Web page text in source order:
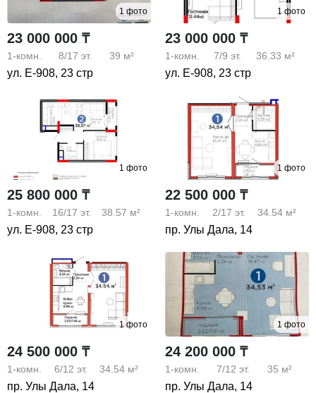
1 фото
23 000 000 ₸
1-комн. 8/17 эт. 39 м²
ул. Е-908, 23 стр
1 фото
23 000 000 ₸
1-комн. 7/9 эт. 36.33 м²
ул. Е-908, 23 стр
1 фото
25 800 000 ₸
1-комн. 16/17 эт. 38.57 м²
ул. Е-908, 23 стр
1 фото
22 500 000 ₸
1-комн. 2/17 эт. 34.54 м²
пр. Улы Дала, 14
1 фото
24 500 000 ₸
1-комн. 6/12 эт. 34.54 м²
пр. Улы Дала, 14
1 фото
24 200 000 ₸
1-комн. 7/12 эт. 35 м²
пр. Улы Дала, 14